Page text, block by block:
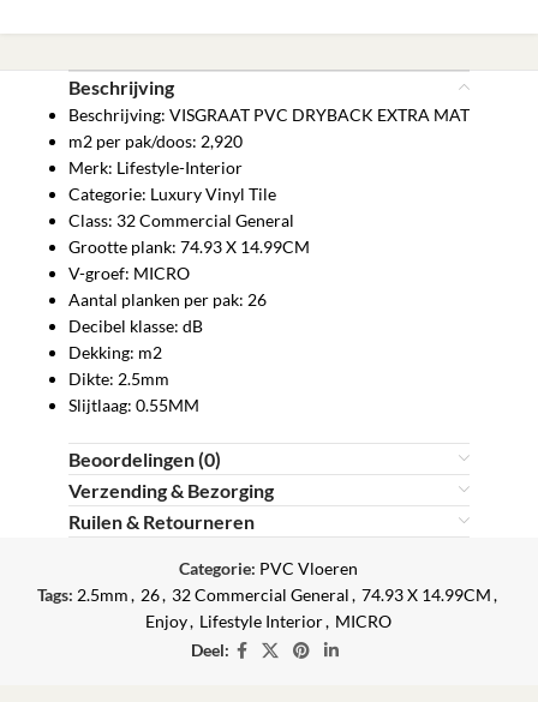
Beschrijving
Beschrijving: VISGRAAT PVC DRYBACK EXTRA MAT
m2 per pak/doos: 2,920
Merk: Lifestyle-Interior
Categorie: Luxury Vinyl Tile
Class: 32 Commercial General
Grootte plank: 74.93 X 14.99CM
V-groef: MICRO
Aantal planken per pak: 26
Decibel klasse: dB
Dekking: m2
Dikte: 2.5mm
Slijtlaag: 0.55MM
Beoordelingen (0)
Verzending & Bezorging
Ruilen & Retourneren
Categorie: PVC Vloeren
Tags: 2.5mm , 26, 32 Commercial General , 74.93 X 14.99CM ,
Enjoy, Lifestyle Interior, MICRO
Deel: